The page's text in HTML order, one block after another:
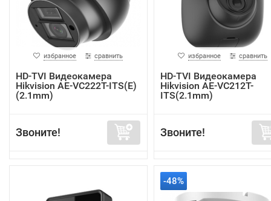
избранное сравнить
HD-TVI Видеокамера
Hikvision AE-VC222T-ITS(E)
(2.1mm)
Звоните!
избранное сравнить
HD-TVI Видеокамера
Hikvision AE-VC212T-
ITS(2.1mm)
Звоните!
-48%